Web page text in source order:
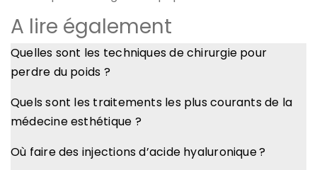
A lire également
Quelles sont les techniques de chirurgie pour
perdre du poids ?
Quels sont les traitements les plus courants de la
médecine esthétique ?
Où faire des injections d’acide hyaluronique ?